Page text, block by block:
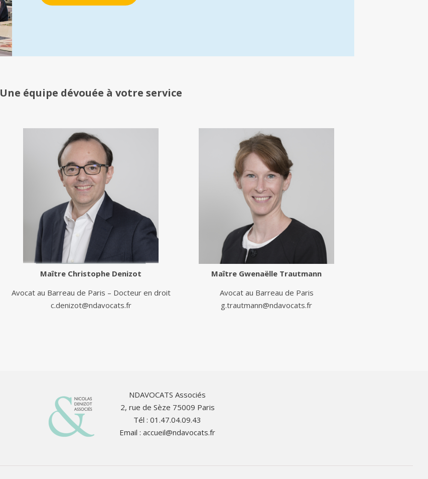
Une équipe dévouée à votre service
Maître Christophe Denizot
Avocat au Barreau de Paris – Docteur en droit
c.denizot@ndavocats.fr
Maître Gwenaëlle Trautmann
Avocat au Barreau de Paris
g.trautmann@ndavocats.fr
NDAVOCATS Associés
2, rue de Sèze 75009 Paris
Tél : 01.47.04.09.43
Email :accueil@ndavocats.fr